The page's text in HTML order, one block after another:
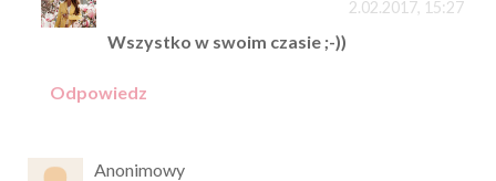
2.02.2017, 15:27
Wszystko w swoim czasie ;-))
Odpowiedz
Anonimowy